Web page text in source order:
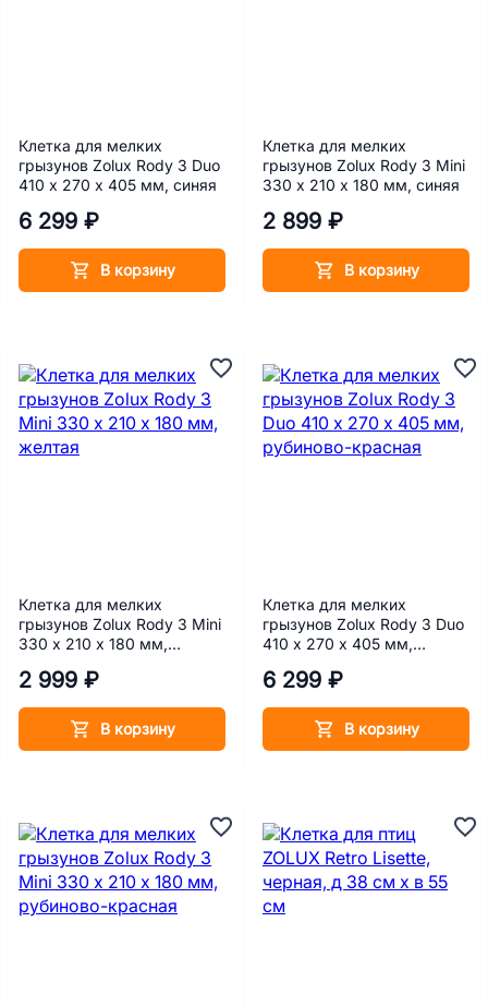
Клетка для мелких
грызунов Zolux Rody 3 Duo
410 x 270 x 405 мм, синяя
6 299 ₽
В корзину
Клетка для мелких
грызунов Zolux Rody 3 Mini
330 x 210 x 180 мм, синяя
2 899 ₽
В корзину
Клетка для мелких
грызунов Zolux Rody 3 Mini
330 x 210 x 180 мм,
2 999 ₽
В корзину
Клетка для мелких
грызунов Zolux Rody 3 Duo
410 x 270 x 405 мм,
6 299 ₽
В корзину